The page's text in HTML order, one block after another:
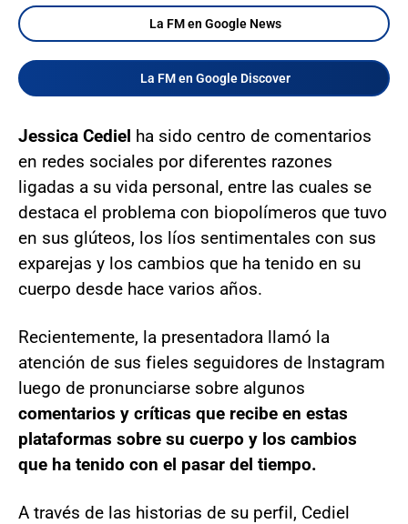
La FM en Google News
La FM en Google Discover
Jessica Cediel ha sido centro de comentarios
en redes sociales por diferentes razones
ligadas a su vida personal, entre las cuales se
destaca el problema con biopolímeros que tuvo
en sus glúteos, los líos sentimentales con sus
exparejas y los cambios que ha tenido en su
cuerpo desde hace varios años.
Recientemente, la presentadora llamó la
atención de sus fieles seguidores de Instagram
luego de pronunciarse sobre algunos
comentarios y críticas que recibe en estas
plataformas sobre su cuerpo y los cambios
que ha tenido con el pasar del tiempo.
A través de las historias de su perfil, Cediel